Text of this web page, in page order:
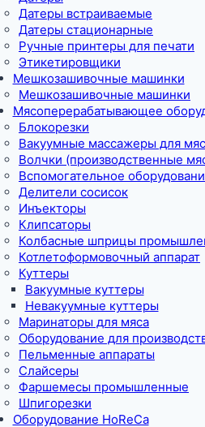
Датеры встраиваемые
Датеры стационарные
Ручные принтеры для печати
Этикетировщики
Мешкозашивочные машинки
Мешкозашивочные машинки
Мясоперерабатывающее
Блокорезки
Вакуумные массажеры для
Волчки (производственные
Вспомогательное
Делители сосисок
Инъекторы
Клипсаторы
Колбасные шприцы
Котлетоформовочный аппарат
Куттеры
Вакуумные куттеры
Невакуумные куттеры
Маринаторы для мяса
Оборудование для
Пельменные аппараты
Слайсеры
Фаршемесы промышленные
Шпигорезки
Оборудование HoReCa